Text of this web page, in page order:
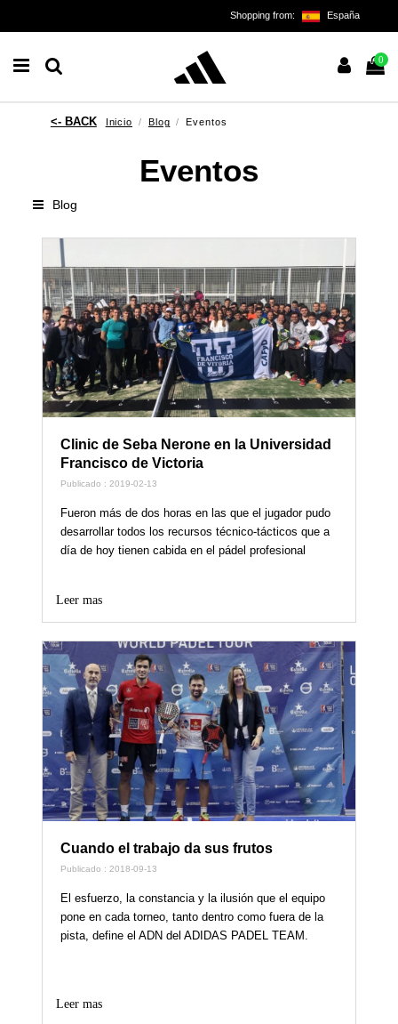
Shopping from: España
0
Inicio Blog Eventos
Eventos
Blog
Clinic de Seba Nerone en la Universidad
Francisco de Victoria
Publicado : 2019-02-13
Fueron más de dos horas en las que el jugador pudo
desarrollar todos los recursos técnico-tácticos que a
día de hoy tienen cabida en el pádel profesional
Leer mas
Cuando el trabajo da sus frutos
Publicado : 2018-09-13
El esfuerzo, la constancia y la ilusión que el equipo
pone en cada torneo, tanto dentro como fuera de la
pista, define el ADN del ADIDAS PADEL TEAM.
Leer mas